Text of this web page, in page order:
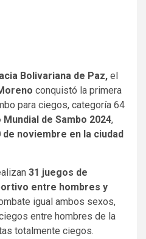
Bolivariana de Paz, el
conquistó la primera
para ciegos, categoría 64
de Sambo 2024,
de noviembre en la ciudad
31 juegos de
entre hombres y
igual ambos sexos,
entre hombres de la
totalmente ciegos.